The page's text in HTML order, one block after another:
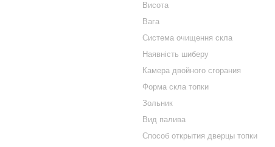
Висота
Вага
Система очищення скла
Наявність шиберу
Камера двойного сгорания
Форма скла топки
Зольник
Вид палива
Способ открытия дверцы топки